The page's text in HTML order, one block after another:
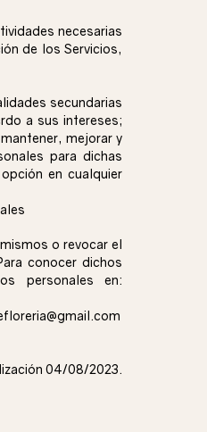
necesarias
de los Servicios,
secundarias
a sus intereses;
mejorar y
para dichas
en cualquier
o revocar el
conocer dichos
personales en:
04/08/2023.